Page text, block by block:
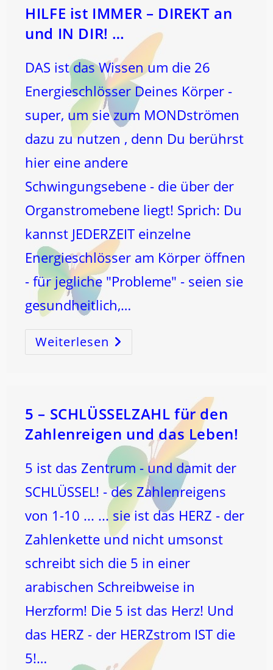
HILFE ist IMMER – DIREKT an
und IN DIR! …
DAS ist das Wissen um die 26
Energieschlösser Deines Körper -
super, um sie zum MONDströmen
dazu zu nutzen , denn Du berührst
hier eine andere
Schwingungsebene - die über der
Organstromebene liegt! Sprich: Du
kannst JEDERZEIT einzelne
Energieschlösser am Körper öffnen
- für jegliche "Probleme" - seien sie
gesundheitlich,…
Weiterlesen HILFE
Ist
IMMER
DIR!
…
5 – SCHLÜSSELZAHL für den
Zahlenreigen und das Leben!
5 ist das Zentrum - und damit der
SCHLÜSSEL! - des Zahlenreigens
von 1-10 ... ... sie ist das HERZ - der
Zahlenkette und nicht umsonst
schreibt sich die 5 in einer
arabischen Schreibweise in
Herzform! Die 5 ist das Herz! Und
das HERZ - der HERZstrom IST die
5!…